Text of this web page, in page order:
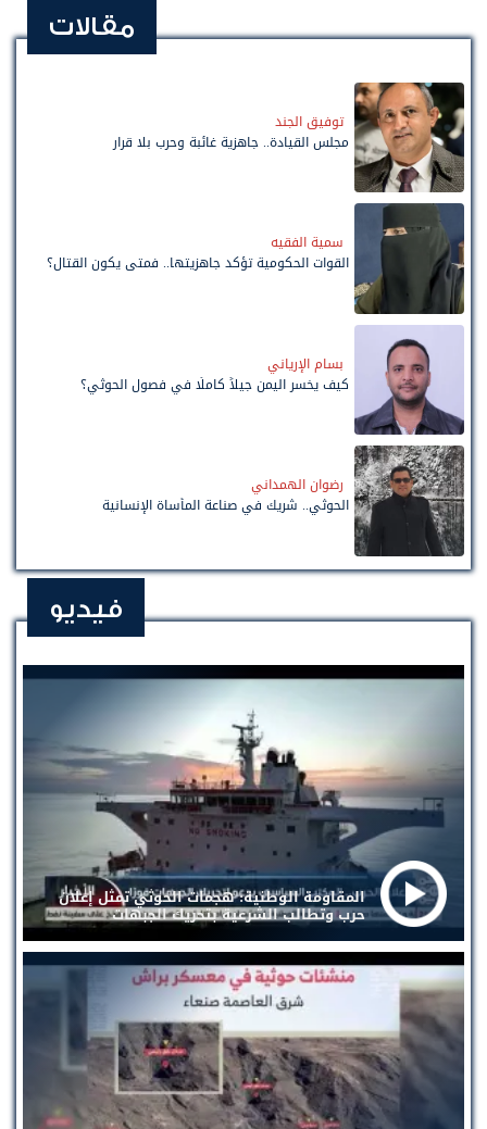
مقالات
توفيق الجند
مجلس القيادة.. جاهزية غائبة وحرب بلا قرار
سمية الفقيه
القوات الحكومية تؤكد جاهزيتها.. فمتى يكون القتال؟
بسام الإرياني
كيف يخسر اليمن جيلاً كاملًا في فصول الحوثي؟
رضوان الهمداني
الحوثي.. شريك في صناعة المأساة الإنسانية
فيديو
المقاومة الوطنية: هجمات الحوثي تمثل إعلان
حرب وتطالب الشرعية بتحريك الجبهات